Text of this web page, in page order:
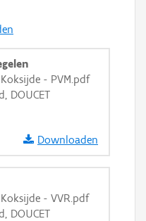
Koksijde - PVM.pdf
DOUCET
Downloaden
Koksijde - VVR.pdf
DOUCET